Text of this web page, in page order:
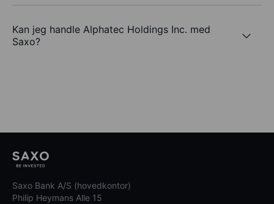
Kan jeg handle Alphatec Holdings Inc. med
Saxo?
Saxo Bank A/S (hovedkontor)
Philip Heymans Alle 15